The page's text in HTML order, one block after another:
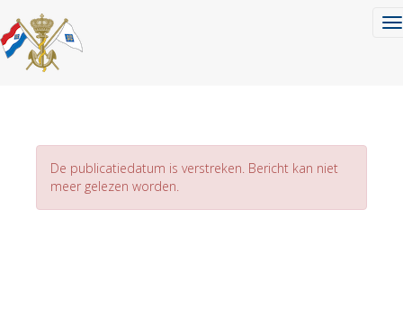
De publicatiedatum is verstreken. Bericht kan niet
meer gelezen worden.